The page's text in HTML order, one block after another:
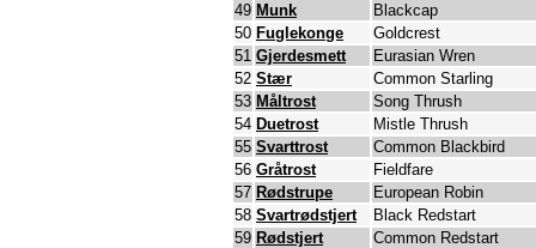
49 Munk
Blackcap
50 Fuglekonge
Goldcrest
51 Gjerdesmett
Eurasian Wren
52 Stær
Common Starling
53 Måltrost
Song Thrush
54 Duetrost
Mistle Thrush
55 Svarttrost
Common Blackbird
56 Gråtrost
Fieldfare
57 Rødstrupe
European Robin
58 Svartrødstjert
Black Redstart
59 Rødstjert
Common Redstart